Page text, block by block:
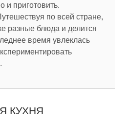
и приготовить.
по всей стране,
разные блюда и делится
время увлеклась
КУХНЯ